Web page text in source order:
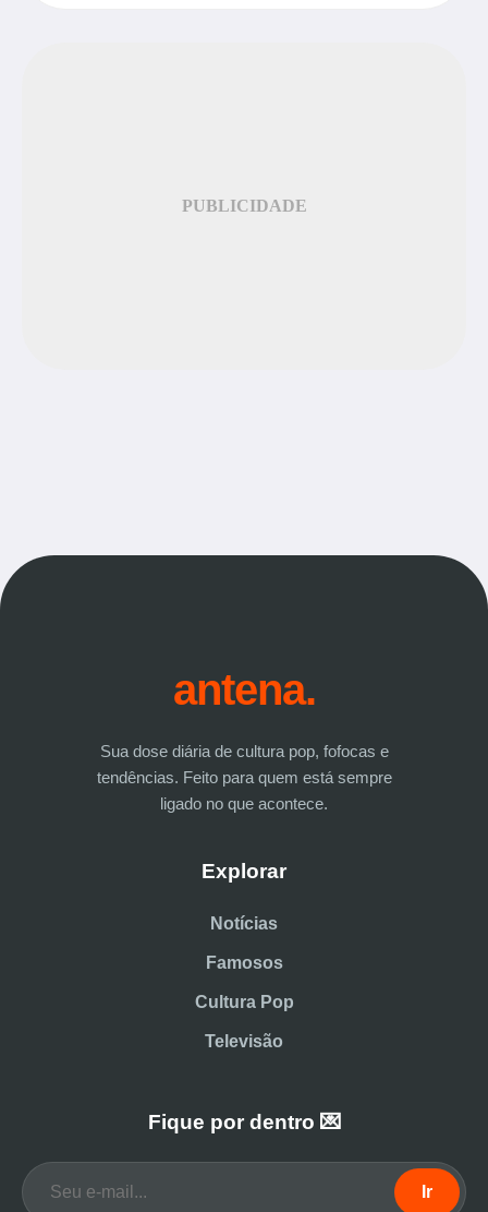
PUBLICIDADE
antena.
Sua dose diária de cultura pop, fofocas e
tendências. Feito para quem está sempre
ligado no que acontece.
Explorar
Notícias
Famosos
Cultura Pop
Televisão
Fique por dentro 💌
Ir